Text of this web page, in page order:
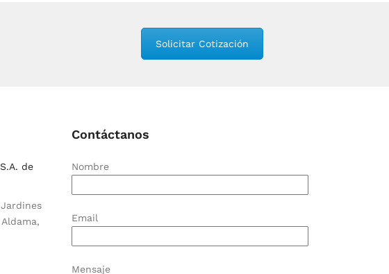
Solicitar Cotización
de
Contáctanos
Nombre
Email
Mensaje